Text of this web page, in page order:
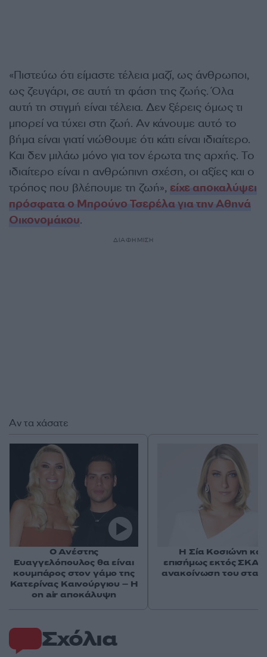
«Πιστεύω ότι είμαστε τέλεια μαζί, ως άνθρωποι,
ως ζευγάρι, σε αυτή τη φάση της ζωής. Όλα
αυτή τη στιγμή είναι τέλεια. Δεν ξέρεις όμως τι
μπορεί να τύχει στη ζωή. Αν κάνουμε αυτό το
βήμα είναι γιατί νιώθουμε ότι κάτι είναι ιδιαίτερο.
Και δεν μιλάω μόνο για τον έρωτα της αρχής. Το
ιδιαίτερο είναι η ανθρώπινη σχέση, οι αξίες και ο
τρόπος που βλέπουμε τη ζωή», είχε αποκαλύψει
πρόσφατα ο Μπρούνο Τσερέλα για την Αθηνά
Οικονομάκου.
ΔΙΑΦΗΜΙΣΗ
Σχόλια
Αν τα χάσατε
Ο Ανέστης
Ευαγγελόπουλος θα είναι
κουμπάρος στον γάμο της
Κατερίνας Καινούργιου – Η
on air αποκάλυψη
Η Σία Κοσιώνη και
επισήμως εκτός ΣΚΑΪ
ανακοίνωση του